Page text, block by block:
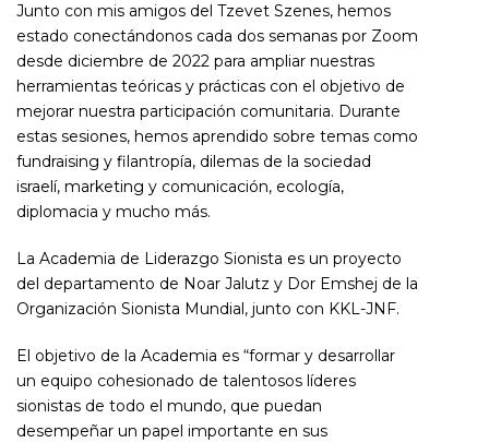
Junto con mis amigos del Tzevet Szenes, hemos
estado conectándonos cada dos semanas por Zoom
desde diciembre de 2022 para ampliar nuestras
herramientas teóricas y prácticas con el objetivo de
mejorar nuestra participación comunitaria. Durante
estas sesiones, hemos aprendido sobre temas como
fundraising y filantropía, dilemas de la sociedad
israelí, marketing y comunicación, ecología,
diplomacia y mucho más.
La Academia de Liderazgo Sionista es un proyecto
del departamento de Noar Jalutz y Dor Emshej de la
Organización Sionista Mundial, junto con KKL-JNF.
El objetivo de la Academia es “formar y desarrollar
un equipo cohesionado de talentosos líderes
sionistas de todo el mundo, que puedan
desempeñar un papel importante en sus